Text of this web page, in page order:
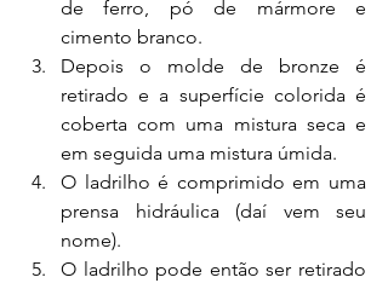
de ferro, pó de mármore e
cimento branco.
Depois o molde de bronze é
retirado e a superfície colorida é
coberta com uma mistura seca e
em seguida uma mistura úmida.
O ladrilho é comprimido em uma
prensa hidráulica (daí vem seu
nome).
O ladrilho pode então ser retirado